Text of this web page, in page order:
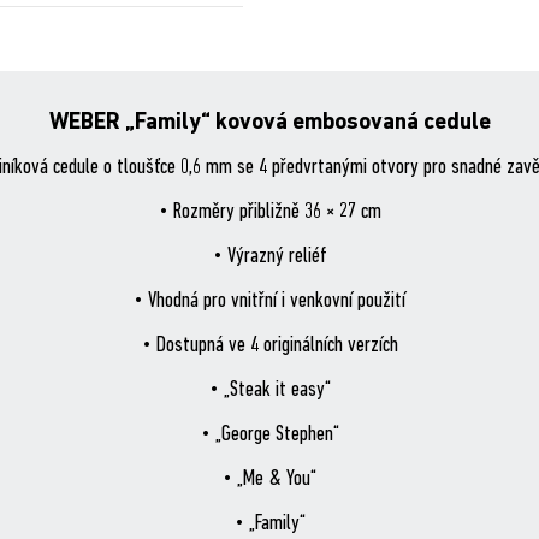
WEBER „Family“ kovová embosovaná cedule
cedule o tloušťce 0,6 mm se 4 předvrtanými otvory pro snadné
• Rozměry přibližně 36 × 27 cm
• Výrazný reliéf
• Vhodná pro vnitřní i venkovní použití
• Dostupná ve 4 originálních verzích
• „Steak it easy“
• „George Stephen“
• „Me & You“
• „Family“